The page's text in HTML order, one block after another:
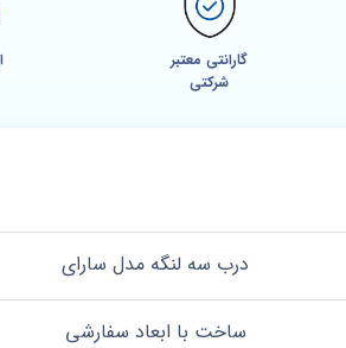
گارانتی معتبر
شرکتی
درب سه لنگه مدل سارای
ساخت با ابعاد سفارشی